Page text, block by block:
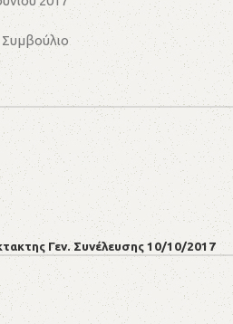
Συμβούλιο
Γεν. Συνέλευσης 10/10/2017